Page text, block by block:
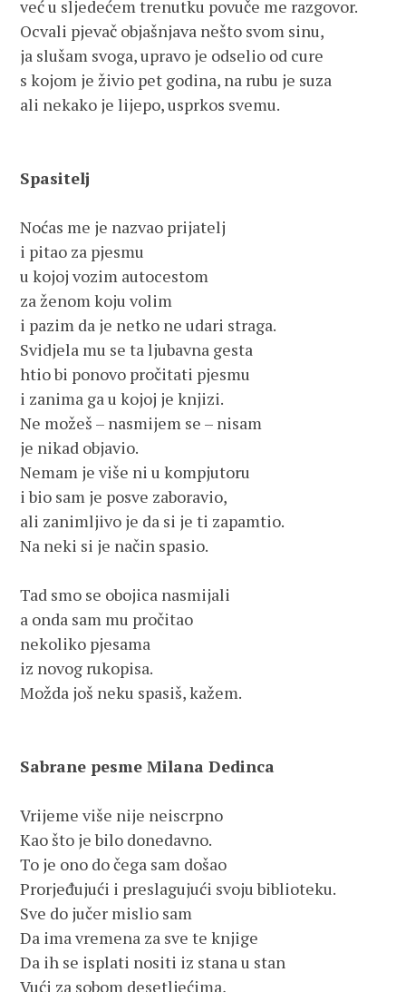
već u sljedećem trenutku povuče me razgovor.
Ocvali pjevač objašnjava nešto svom sinu,
ja slušam svoga, upravo je odselio od cure
s kojom je živio pet godina, na rubu je suza
ali nekako je lijepo, usprkos svemu.
Spasitelj
Noćas me je nazvao prijatelj
i pitao za pjesmu
u kojoj vozim autocestom
za ženom koju volim
i pazim da je netko ne udari straga.
Svidjela mu se ta ljubavna gesta
htio bi ponovo pročitati pjesmu
i zanima ga u kojoj je knjizi.
Ne možeš – nasmijem se – nisam
je nikad objavio.
Nemam je više ni u kompjutoru
i bio sam je posve zaboravio,
ali zanimljivo je da si je ti zapamtio.
Na neki si je način spasio.
Tad smo se obojica nasmijali
a onda sam mu pročitao
nekoliko pjesama
iz novog rukopisa.
Možda još neku spasiš, kažem.
Sabrane pesme Milana Dedinca
Vrijeme više nije neiscrpno
Kao što je bilo donedavno.
To je ono do čega sam došao
Prorjeđujući i preslagujući svoju biblioteku.
Sve do jučer mislio sam
Da ima vremena za sve te knjige
Da ih se isplati nositi iz stana u stan
Vući za sobom desetljećima,